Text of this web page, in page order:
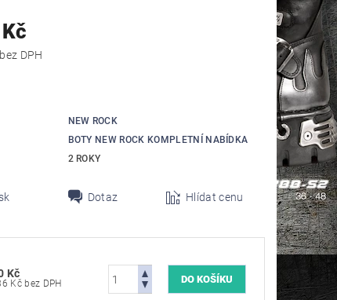
8 917,36 Kč bez DPH
NEW ROCK
BOTY NEW ROCK KOMPLETNÍ NABÍDKA
2 ROKY
Dotaz Hlídat cenu
Kč
8 917,36 Kč bez DPH